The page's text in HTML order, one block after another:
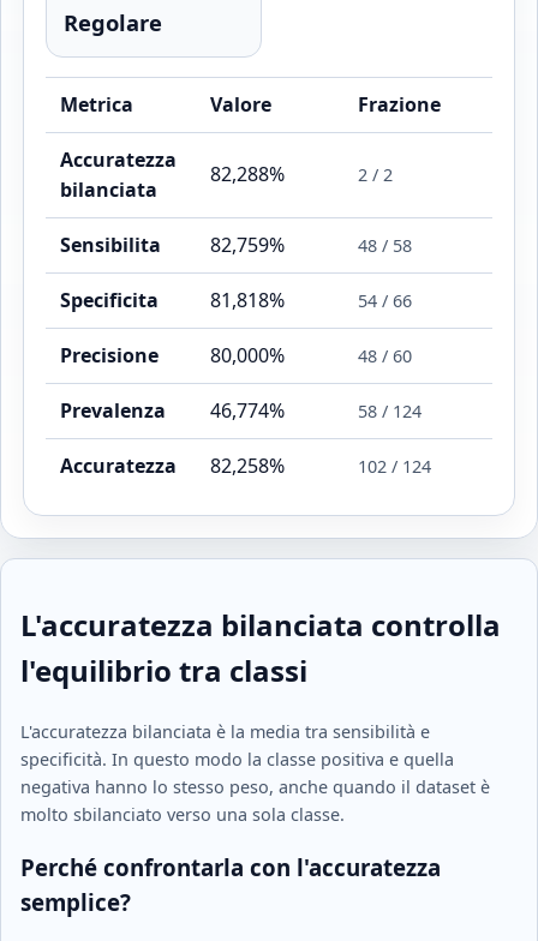
Regolare
Metrica Valore Frazione
Accuratezza
bilanciata
82,288% 2 / 2
Sensibilita 82,759% 48 / 58
Specificita 81,818% 54 / 66
Precisione 80,000% 48 / 60
Prevalenza 46,774% 58 / 124
Accuratezza 82,258% 102 / 124
L'accuratezza bilanciata controlla
l'equilibrio tra classi
L'accuratezza bilanciata è la media tra sensibilità e
specificità. In questo modo la classe positiva e quella
negativa hanno lo stesso peso, anche quando il dataset è
molto sbilanciato verso una sola classe.
Perché confrontarla con l'accuratezza
semplice?